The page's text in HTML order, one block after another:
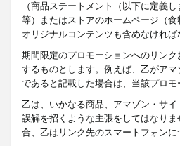
（商品ステートメント（以下に定義
等）またはストアのホームページ（
オリジナルコンテンツも含めなければ
期間限定のプロモーションへのリン
するものとします。例えば、乙がア
であると記載した場合は、当該プロ
乙は、いかなる商品、アマゾン・サ
誤解を招くような主張をしてはなり
合、乙はリンク先のスマートフォン